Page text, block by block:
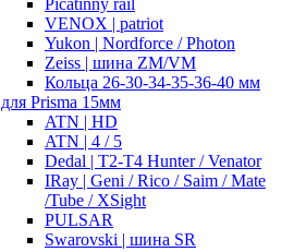
Picatinny rail
VENOX | patriot
Yukon | Nordforce / Photon
Zeiss | шина ZM/VM
Кольца 26-30-34-35-36-40 мм
для Prisma 15мм
ATN | HD
ATN | 4 / 5
Dedal | T2-T4 Hunter / Venator
IRay | Geni / Rico / Saim / Mate
/Tube / XSight
PULSAR
Swarovski | шина SR